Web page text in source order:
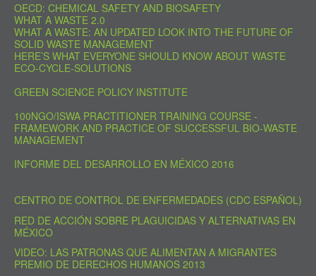
OECD: CHEMICAL SAFETY AND BIOSAFETY
WHAT A WASTE 2.0
WHAT A WASTE: AN UPDATED LOOK INTO THE FUTURE OF
SOLID WASTE MANAGEMENT
HERE’S WHAT EVERYONE SHOULD KNOW ABOUT WASTE
ECO-CYCLE-SOLUTIONS
GREEN SCIENCE POLICY INSTITUTE
100NGO/ISWA PRACTITIONER TRAINING COURSE -
FRAMEWORK AND PRACTICE OF SUCCESSFUL BIO-WASTE
MANAGEMENT
INFORME DEL DESARROLLO EN MÉXICO 2016
CENTRO DE CONTROL DE ENFERMEDADES (CDC ESPAÑOL)
RED DE ACCIÓN SOBRE PLAGUICIDAS Y ALTERNATIVAS EN
MÉXICO
VIDEO: LAS PATRONAS QUE ALIMENTAN A MIGRANTES
PREMIO DE DERECHOS HUMANOS 2013